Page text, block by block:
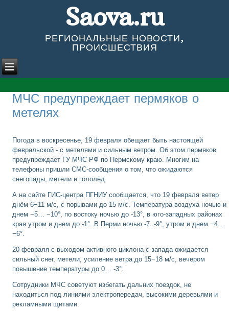
Saova.ru
РЕГИОНАЛЬНЫЕ НОВОСТИ,
ПРОИСШЕСТВИЯ
МЧС предупреждает пермяков о
метелях
Погода в воскресенье, 19 февраля обещает быть настоящей
февральской - с метелями и сильным ветром. Об этом пермяков
предупреждает ГУ МЧС РФ по Пермскому краю. Многим на
телефоны пришли СМС-сообщения о том, что ожидаются
снегопады, метели и гололёд.
А на сайте ГИС-центра ПГНИУ сообщается, что 19 февраля ветер
днём 6−11 м/с, с порывами до 15 м/с. Температура воздуха ночью и
днем −5… −10°, по востоку ночью до -13°, в юго-западных районах
края утром и днем до -1°. В Перми ночью -7..-9°, утром и днем −4…
−6°.
20 февраля с выходом активного циклона с запада ожидается
сильный снег, метели, усиление ветра до 15−18 м/с, вечером
повышение температуры до 0… -3°.
Сотрудники МЧС советуют избегать дальних поездок, не
находиться под линиями электропередач, высокими деревьями и
рекламными щитами.